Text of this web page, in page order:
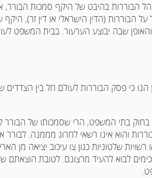
הבוררות בהיבט של היקף סמכות הבורר,
על הבוררות (הדין הישראלי או דין זר),
שבה יבוצע הערעור. בבית המשפט
כי פסק הבוררות לעולם חל בין הצדדים
בתי המשפט, הרי שסמכותו של הבורר
והוא אינו רשאי לחרוג מממנה. לבורר
שלטוניות כגון צו עיכוב יציאה מן
לבוא להעיד מרצונם. לטובת הוצאתם